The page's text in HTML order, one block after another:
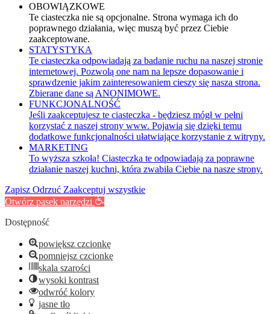
OBOWIĄZKOWE
Te ciasteczka nie są opcjonalne. Strona wymaga ich do
poprawnego działania, więc muszą być przez Ciebie
zaakceptowane.
STATYSTYKA
Te ciasteczka odpowiadają za badanie ruchu na naszej stronie
internetowej. Pozwolą one nam na lepsze dopasowanie i
sprawdzenie jakim zainteresowaniem cieszy się nasza strona.
Zbierane dane są ANONIMOWE.
FUNKCJONALNOŚĆ
Jeśli zaakceptujesz te ciasteczka - będziesz mógł w pełni
korzystać z naszej strony www. Pojawią się dzięki temu
dodatkowe funkcjonalności ułatwiające korzystanie z witryny.
MARKETING
To wyższa szkoła! Ciasteczka te odpowiadają za poprawne
działanie naszej kuchni, która zwabiła Ciebie na nasze strony.
Zapisz Odrzuć Zaakceptuj wszystkie
Otwórz pasek narzędzi
Dostępność
powiększ czcionkę
pomniejsz czcionkę
skala szarości
wysoki kontrast
odwróć kolory
jasne tło